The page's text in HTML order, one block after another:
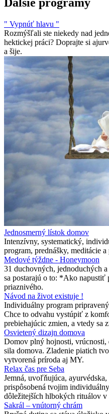
" Vypnúť hlavu "
Rozmýšľali ste niekedy nad
hektickej práci? Doprajte si
a šije.
Jednosmerný lístok domov
Intenzívny, systematický,
program, prednášky, meditácie
Medové týždne - Honeymoon
31 duchovných, jednoduchých
sa postarajú o to: *Ako napustiť
priaznivého.
Návod na život existuje !
Individuálny program
Chce to odvahu vystúpiť z
prebiehajúcic zmien, a vtedy sa
Osvietený dizajn domova
Domov plný hojnosti, vrúcnosti,
sila domova. Zladenie piatich
vytvorená príroda aj MY.
Relax čas pre Seba
Jemná, uvoľňujúca, ayurvédska,
prispôsobená tvojim
dôležitejších hlbokých rituálov v
Sakrál – vnútorný chrám